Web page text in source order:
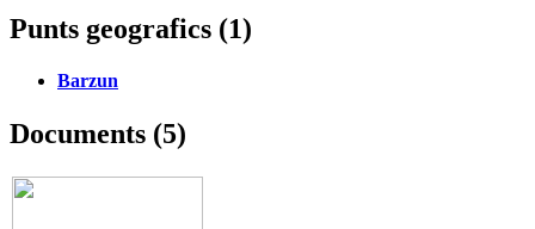
Punts geografics (1)
Barzun
Documents (5)